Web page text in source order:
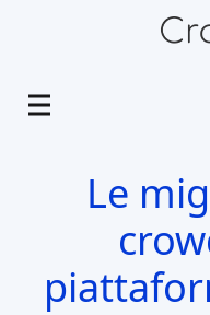
Le